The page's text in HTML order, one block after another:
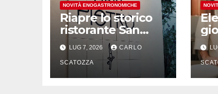
NOVITÀ ENOGASTRONOMICHE
Riapre lo storico
ristorante San
Pietro a Cetara,
investe il gruppo
Armatore
LUG 7, 2026 CARLO
SCATOZZA